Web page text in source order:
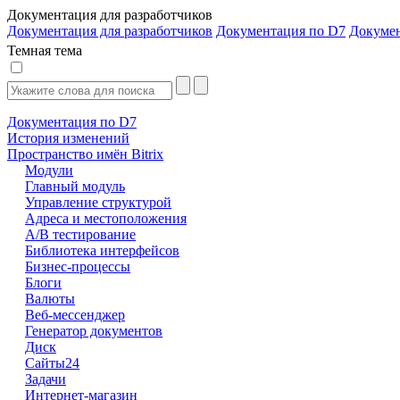
Документация для разработчиков
Документация для разработчиков Документация по D7
Темная тема
Документация по D7
История изменений
Пространство имён Bitrix
Модули
Главный модуль
Управление структурой
Адреса и местоположения
А/В тестирование
Библиотека интерфейсов
Бизнес-процессы
Блоги
Валюты
Веб-мессенджер
Генератор документов
Диск
Сайты24
Задачи
Интернет-магазин